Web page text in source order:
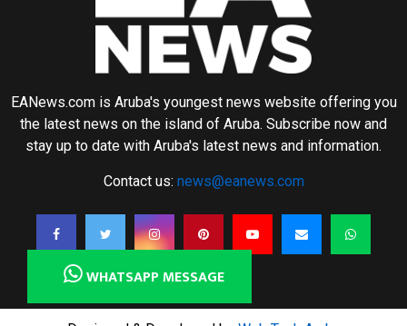
EANews.com is Aruba's youngest news website offering you
the latest news on the island of Aruba. Subscribe now and
stay up to date with Aruba's latest news and information.
Contact us: news@eanews.com
WHATSAPP MESSAGE